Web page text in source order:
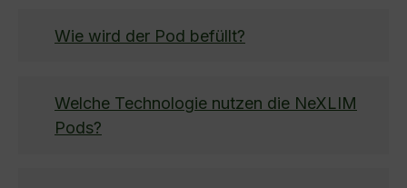
Wie wird der Pod befüllt?
Welche Technologie nutzen die NeXLIM
Pods?